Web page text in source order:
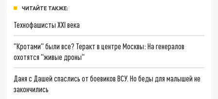
ЧИТАЙТЕ ТАКЖЕ:
Технофашисты XXI века
"Кротами" были все? Теракт в центре Москвы: На генералов
охотятся "живые дроны"
Даня с Дашей спаслись от боевиков ВСУ. Но беды для малышей не
закончились